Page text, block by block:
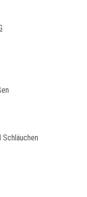
Schläuchen